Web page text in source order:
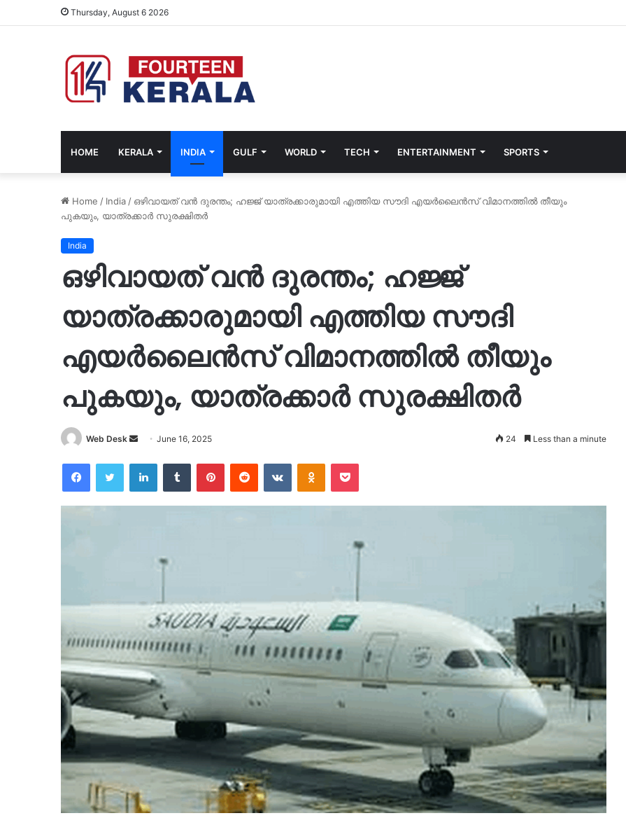
Thursday, August 6 2026
HOME KERALA INDIA GULF WORLD TECH ENTERTAINMENT SPORTS
Home / India / ഒഴിവായത് വന്‍ ദുരന്തം; ഹജ്ജ് യാത്രക്കാരുമായി എത്തിയ സൗദി എയര്‍ലൈൻസ് വിമാനത്തിൽ തീയും
പുകയും, യാത്രക്കാര്‍ സുരക്ഷിതർ
India
ഒഴിവായത് വന്‍ ദുരന്തം; ഹജ്ജ്
യാത്രക്കാരുമായി എത്തിയ സൗദി
എയര്‍ലൈൻസ് വിമാനത്തിൽ തീയും
പുകയും, യാത്രക്കാര്‍ സുരക്ഷിതർ
Web Desk
Send
email
June 16, 2025 24 Less than a minute
FacebookTwitter LinkedInTumblr PinterestReddit VKontakteOdnoklassniki
Pocket